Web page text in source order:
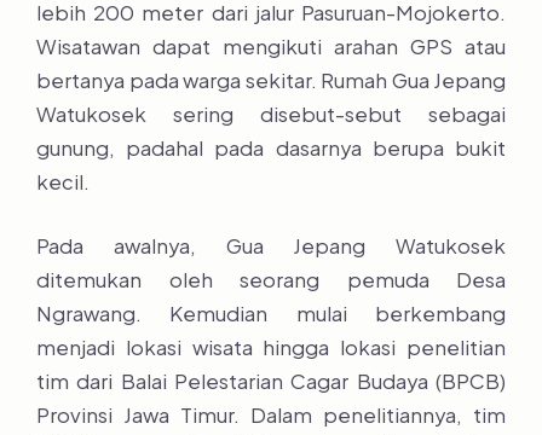
lebih 200 meter dari jalur Pasuruan-Mojokerto.
Wisatawan dapat mengikuti arahan GPS atau
bertanya pada warga sekitar. Rumah Gua Jepang
Watukosek sering disebut-sebut sebagai
gunung, padahal pada dasarnya berupa bukit
kecil.
Pada awalnya, Gua Jepang Watukosek
ditemukan oleh seorang pemuda Desa
Ngrawang. Kemudian mulai berkembang
menjadi lokasi wisata hingga lokasi penelitian
tim dari Balai Pelestarian Cagar Budaya (BPCB)
Provinsi Jawa Timur. Dalam penelitiannya, tim